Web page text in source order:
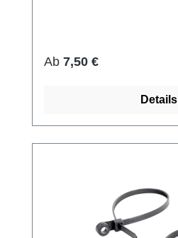
Regulärer Preis:
Ab 7,50 €
Details